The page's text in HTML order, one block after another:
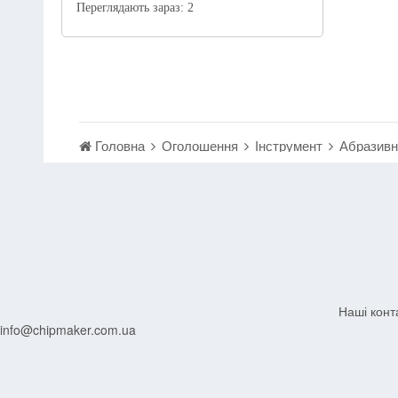
Переглядають зараз: 2
Головна Оголошення Інструмент
Наші
info@chipmaker.com.ua